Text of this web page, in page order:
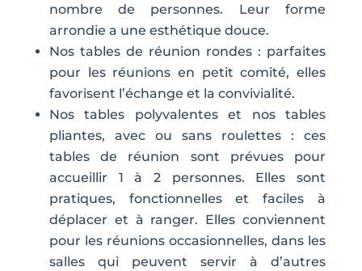
nombre de personnes. Leur forme
arrondie a une esthétique douce.
Nos tables de réunion rondes : parfaites
pour les réunions en petit comité, elles
favorisent l’échange et la convivialité.
Nos tables polyvalentes et nos tables
pliantes, avec ou sans roulettes : ces
tables de réunion sont prévues pour
accueillir 1 à 2 personnes. Elles sont
pratiques, fonctionnelles et faciles à
déplacer et à ranger. Elles conviennent
pour les réunions occasionnelles, dans les
salles qui peuvent servir à d’autres